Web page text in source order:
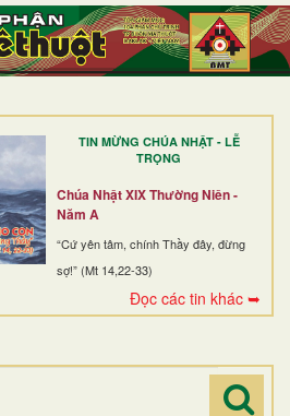
TIN MỪNG CHÚA NHẬT - LỄ
TRỌNG
Chúa Nhật XIX Thường Niên -
Năm A
“Cứ yên tâm, chính Thầy đây, đừng
sợ!” (Mt 14,22-33)
Đọc các tin khác ➥